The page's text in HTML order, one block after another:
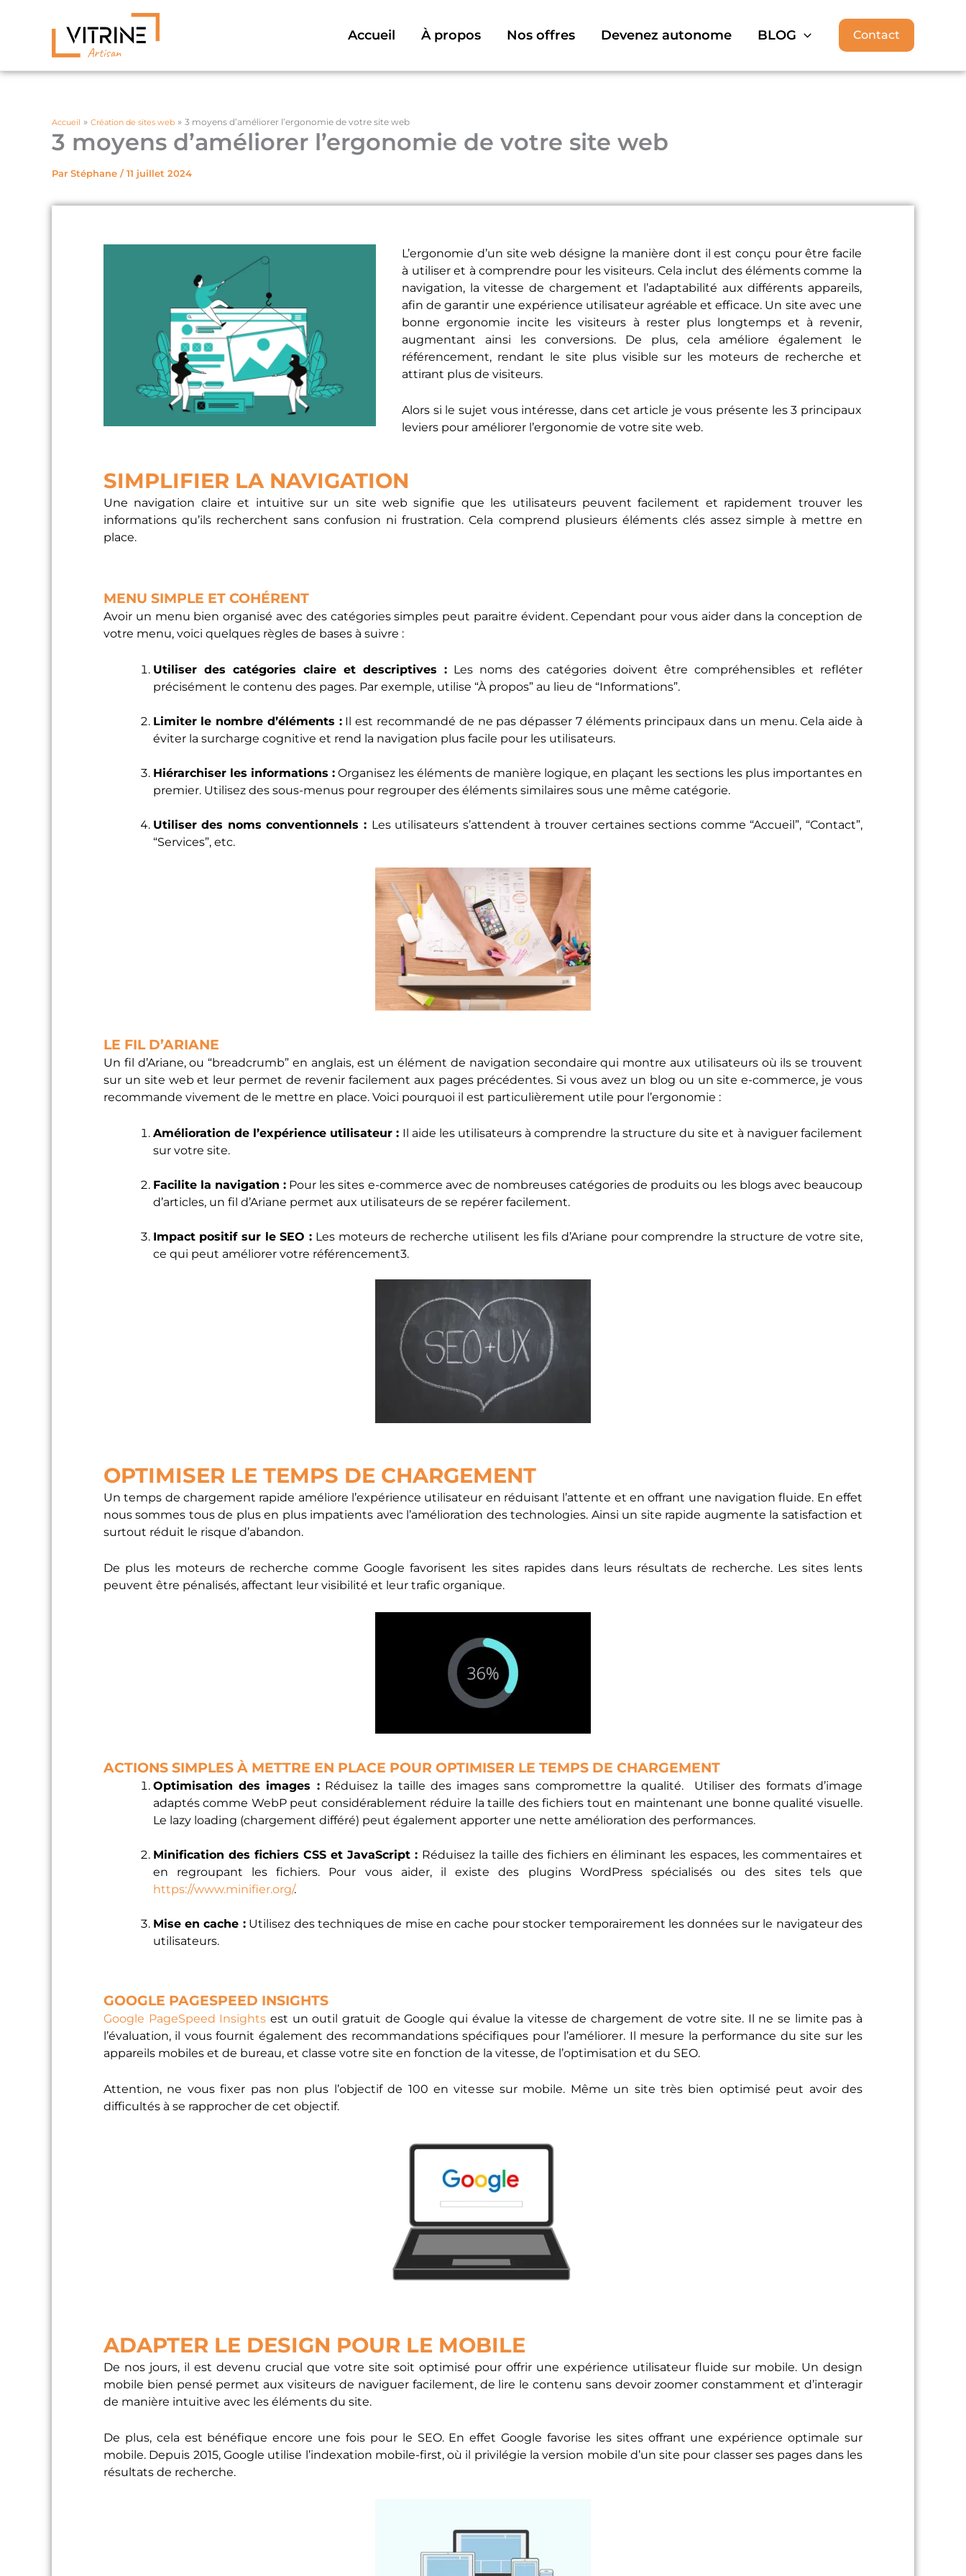
Accueil À propos Nos offres Devenez autonome BLOG Contact
Accueil Création de sites web 3 moyens d’améliorer l’ergonomie de votre site web
3 moyens d’améliorer l’ergonomie de votre site web
Par Stéphane /11 juillet 2024
L’ergonomie d’un site web désigne la manière dont il est conçu pour être facile
à utiliser et à comprendre pour les visiteurs. Cela inclut des éléments comme la
navigation, la vitesse de chargement et l’adaptabilité aux différents appareils,
afin de garantir une expérience utilisateur agréable et efficace. Un site avec une
bonne ergonomie incite les visiteurs à rester plus longtemps et à revenir,
augmentant ainsi les conversions. De plus, cela améliore également le
référencement, rendant le site plus visible sur les moteurs de recherche et
attirant plus de visiteurs.
Alors si le sujet vous intéresse, dans cet article je vous présente les 3 principaux
leviers pour améliorer l’ergonomie de votre site web.
SIMPLIFIER LA NAVIGATION
Une navigation claire et intuitive sur un site web signifie que les utilisateurs peuvent facilement et rapidement trouver les
informations qu’ils recherchent sans confusion ni frustration. Cela comprend plusieurs éléments clés assez simple à mettre en
place.
MENU SIMPLE ET COHÉRENT
Avoir un menu bien organisé avec des catégories simples peut paraitre évident. Cependant pour vous aider dans la conception de
votre menu, voici quelques règles de bases à suivre :
Utiliser des catégories claire et descriptives :Les noms des catégories doivent être compréhensibles et refléter
précisément le contenu des pages. Par exemple, utilise “À propos” au lieu de “Informations”.
Limiter le nombre d’éléments :Il est recommandé de ne pas dépasser 7 éléments principaux dans un menu. Cela aide à
éviter la surcharge cognitive et rend la navigation plus facile pour les utilisateurs.
Hiérarchiser les informations :Organisez les éléments de manière logique, en plaçant les sections les plus importantes en
premier. Utilisez des sous-menus pour regrouper des éléments similaires sous une même catégorie.
Utiliser des noms conventionnels : Les utilisateurs s’attendent à trouver certaines sections comme “Accueil”, “Contact”,
“Services”, etc.
LE FIL D’ARIANE
Un fil d’Ariane, ou “breadcrumb” en anglais, est un élément de navigation secondaire qui montre aux utilisateurs où ils se trouvent
sur un site web et leur permet de revenir facilement aux pages précédentes. Si vous avez un blog ou un site e-commerce, je vous
recommande vivement de le mettre en place. Voici pourquoi il est particulièrement utile pour l’ergonomie :
Amélioration de l’expérience utilisateur : Il aide les utilisateurs à comprendre la structure du site et à naviguer facilement
sur votre site.
Facilite la navigation : Pour les sites e-commerce avec de nombreuses catégories de produits ou les blogs avec beaucoup
d’articles, un fil d’Ariane permet aux utilisateurs de se repérer facilement.
Impact positif sur le SEO : Les moteurs de recherche utilisent les fils d’Ariane pour comprendre la structure de votre site,
ce qui peut améliorer votre référencement3.
OPTIMISER LE TEMPS DE CHARGEMENT
Un temps de chargement rapide améliore l’expérience utilisateur en réduisant l’attente et en offrant une navigation fluide. En effet
nous sommes tous de plus en plus impatients avec l’amélioration des technologies. Ainsi un site rapide augmente la satisfaction et
surtout réduit le risque d’abandon.
De plus les moteurs de recherche comme Google favorisent les sites rapides dans leurs résultats de recherche. Les sites lents
peuvent être pénalisés, affectant leur visibilité et leur trafic organique.
ACTIONS SIMPLES À METTRE EN PLACE POUR OPTIMISER LE TEMPS DE CHARGEMENT
Optimisation des images :Réduisez la taille des images sans compromettre la qualité. Utiliser des formats d’image
adaptés comme WebP peut considérablement réduire la taille des fichiers tout en maintenant une bonne qualité visuelle.
Le lazy loading (chargement différé) peut également apporter une nette amélioration des performances.
Minification des fichiers CSS et JavaScript : Réduisez la taille des fichiers en éliminant les espaces, les commentaires et
en regroupant les fichiers. Pour vous aider, il existe des plugins WordPress spécialisés ou des sites tels que
https://www.minifier.org/.
Mise en cache :Utilisez des techniques de mise en cache pour stocker temporairement les données sur le navigateur des
utilisateurs.
GOOGLE PAGESPEED INSIGHTS
Google PageSpeed Insights est un outil gratuit de Google qui évalue la vitesse de chargement de votre site. Il ne se limite pas à
l’évaluation, il vous fournit également des recommandations spécifiques pour l’améliorer. Il mesure la performance du site sur les
appareils mobiles et de bureau, et classe votre site en fonction de la vitesse, de l’optimisation et du SEO.
Attention, ne vous fixer pas non plus l’objectif de 100 en vitesse sur mobile. Même un site très bien optimisé peut avoir des
difficultés à se rapprocher de cet objectif.
ADAPTER LE DESIGN POUR LE MOBILE
De nos jours, il est devenu crucial que votre site soit optimisé pour offrir une expérience utilisateur fluide sur mobile. Un design
mobile bien pensé permet aux visiteurs de naviguer facilement, de lire le contenu sans devoir zoomer constamment et d’interagir
de manière intuitive avec les éléments du site.
De plus, cela est bénéfique encore une fois pour le SEO. En effet Google favorise les sites offrant une expérience optimale sur
mobile. Depuis 2015, Google utilise l’indexation mobile-first, où il privilégie la version mobile d’un site pour classer ses pages dans les
résultats de recherche.